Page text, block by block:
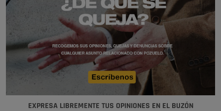
EXPRESA LIBREMENTE TUS OPINIONES EN EL BUZÓN